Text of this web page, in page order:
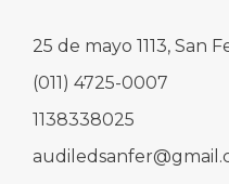
25 de mayo 1113, San
(011) 4725-0007
1138338025